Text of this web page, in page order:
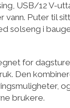
USB/12 V-
Puter til
solseng i
for
Den
brukere.